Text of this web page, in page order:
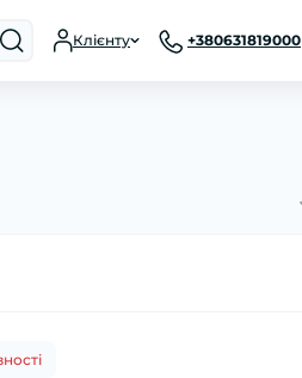
Клієнту +380631819000